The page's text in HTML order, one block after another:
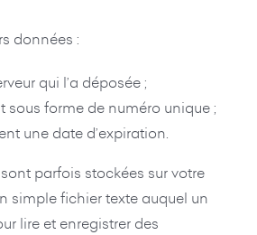
données :
qui l’a déposée ;
sous forme de numéro unique ;
une date d’expiration.
parfois stockées sur votre
simple fichier texte auquel un
lire et enregistrer des